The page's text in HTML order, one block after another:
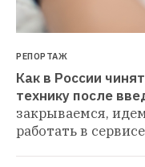
РЕПОРТАЖ
Как в России
технику после
закрываемся,
работать в